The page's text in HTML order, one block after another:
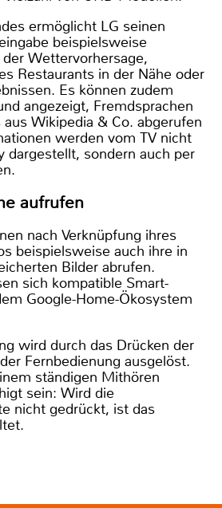
ermöglicht LG seinen
beispielsweise
Wettervorhersage,
Restaurants in der Nähe oder
Es können zudem
angezeigt, Fremdsprachen
Wikipedia & Co. abgerufen
werden vom TV nicht
dargestellt, sondern auch per
aufrufen
nach Verknüpfung ihres
beispielsweise auch ihre in
Bilder abrufen.
sich kompatible Smart-
Google-Home-Ökosystem
wird durch das Drücken der
Fernbedienung ausgelöst.
ständigen Mithören
sein: Wird die
nicht gedrückt, ist das